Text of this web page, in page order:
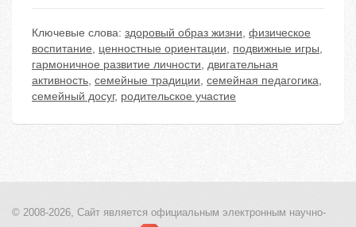
Ключевые слова: здоровый образ жизни, физическое
воспитание, ценностные ориентации, подвижные игры,
гармоничное развитие личности, двигательная
активность, семейные традиции, семейная педагогика,
семейный досуг, родительское участие
© 2008-2026, Сайт является официальным электронным научно-